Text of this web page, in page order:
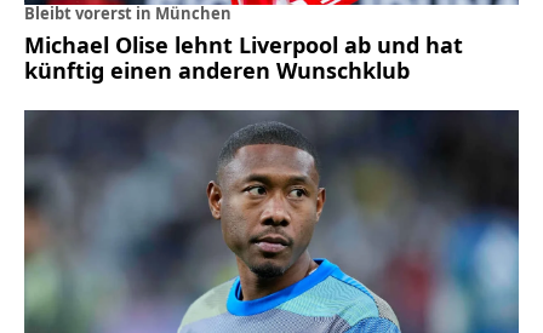
Bleibt vorerst in München
Michael Olise lehnt Liverpool ab und hat
künftig einen anderen Wunschklub